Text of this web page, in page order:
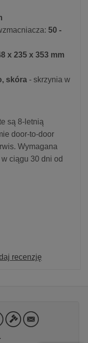
50 -
x 235 x 353 mm
skóra - skrzynia w
są 8-letnią
door-to-door
Wymagana
ciągu 30 dni od
recenzję